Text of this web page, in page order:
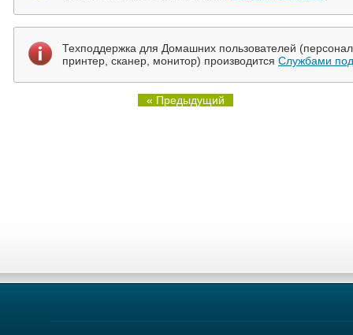
Техподдержка для Домашних пользователей
принтер, сканер, монитор) производится Службами
« Предыдущий